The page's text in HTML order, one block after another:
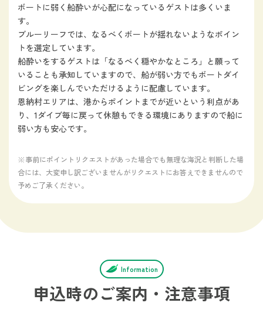
ボートに弱く船酔いが心配になっているゲストは多くいま
す。
ブルーリーフでは、なるべくボートが揺れないようなポイン
トを選定しています。
船酔いをするゲストは「なるべく穏やかなところ」と願って
いることも承知していますので、船が弱い方でもボートダイ
ビングを楽しんでいただけるように配慮しています。
恩納村エリアは、港からポイントまでが近いという利点があ
り、1ダイブ毎に戻って休憩もできる環境にありますので船に
弱い方も安心です。
※事前にポイントリクエストがあった場合でも無理な海況と判断した場
合には、 大変申し訳ございませんがリクエストにお答えできませんので
予めご了承ください。
Information
申込時のご案内・注意事項